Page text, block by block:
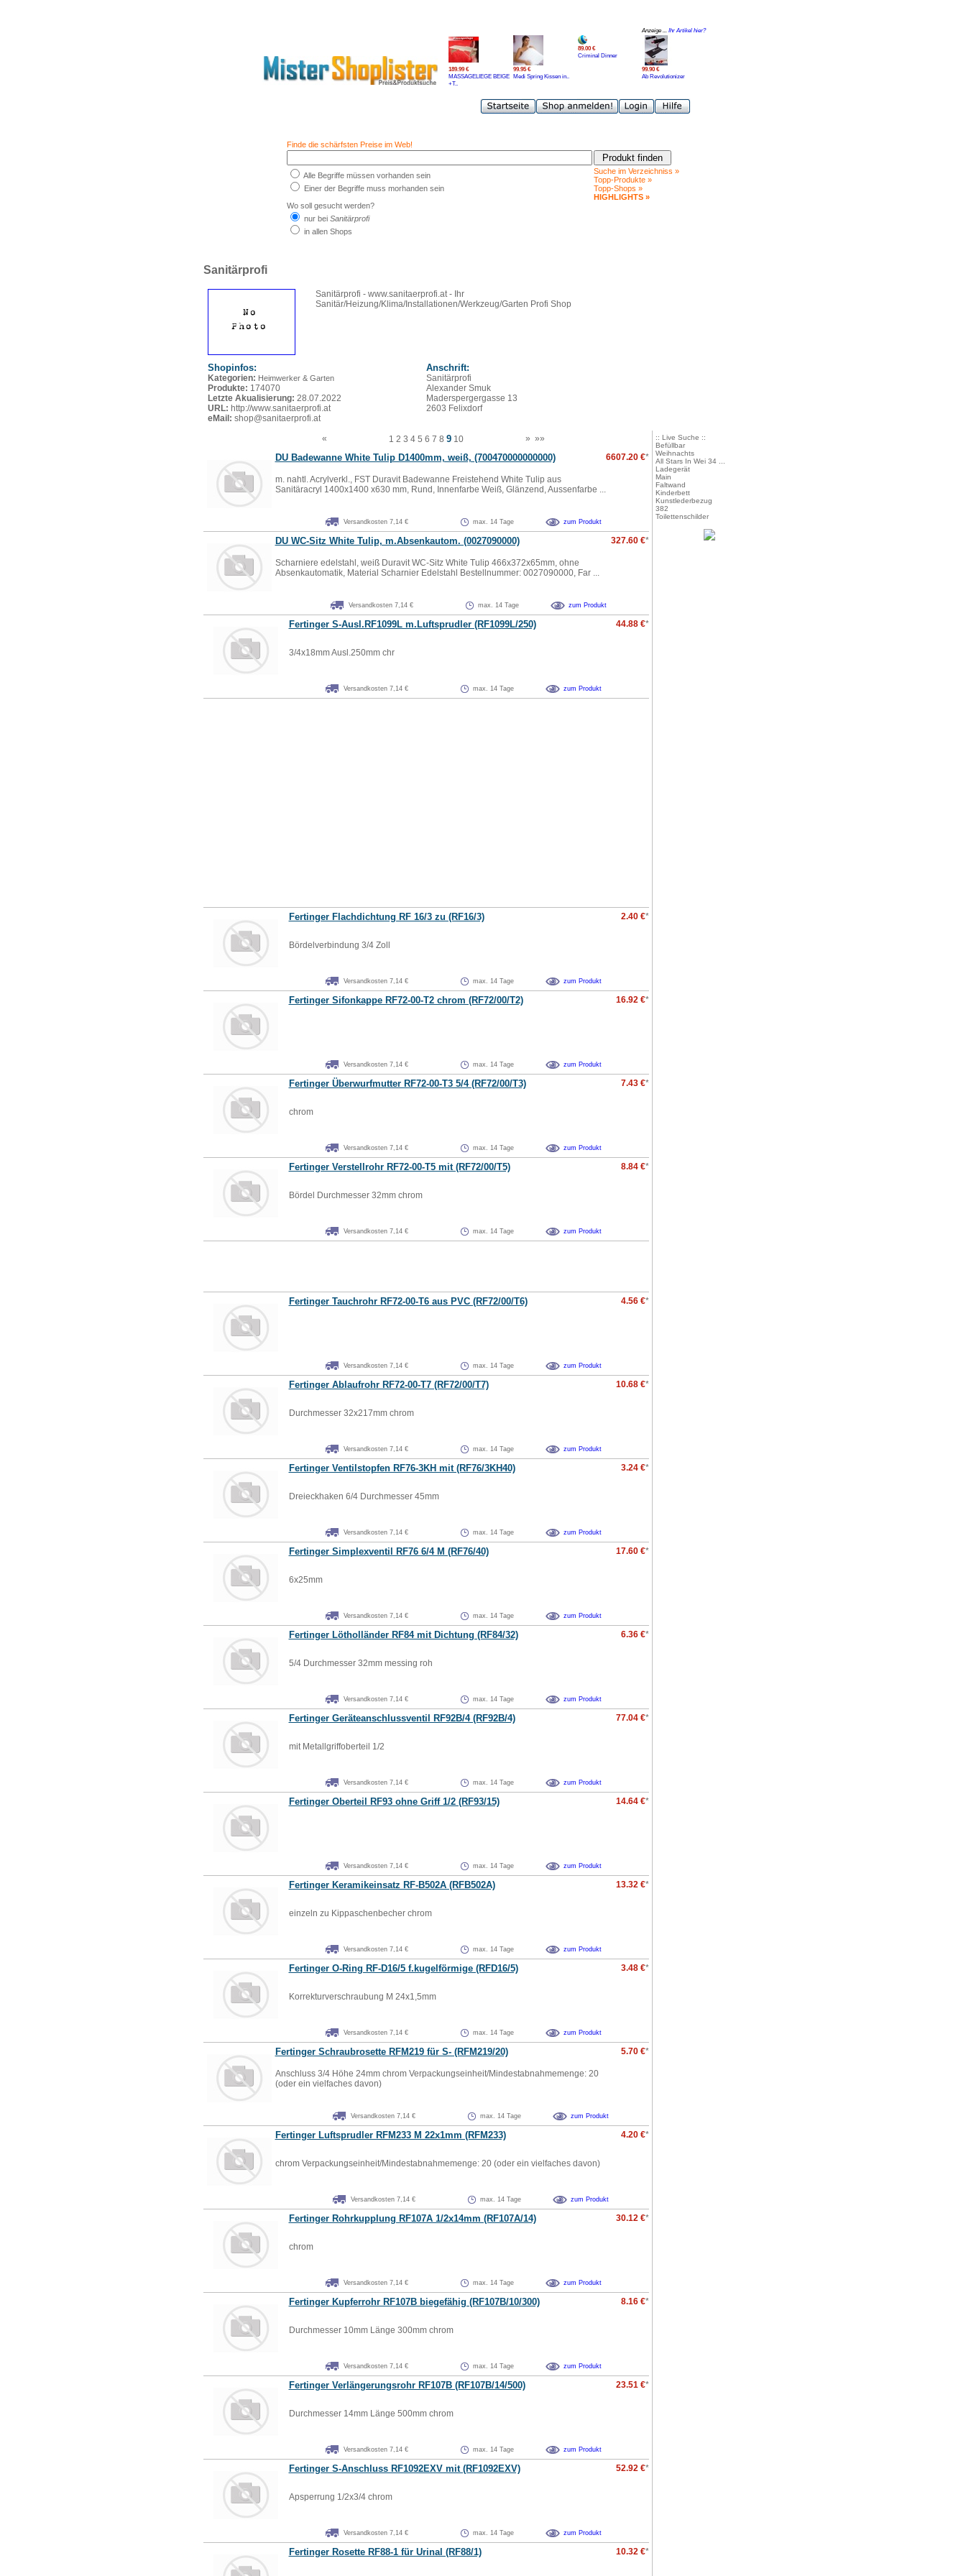
Anzeige ... Ihr Artikel hier?
189.99 €
MASSAGELIEGE BEIGE
+T..
99.95 €
Medi Spring Kissen in..
89.00 €
Criminal Dinner
99.90 €
Ab Revolutionizer
Finde die schärfsten Preise im Web!
Alle Begriffe müssen vorhanden sein
Einer der Begriffe muss morhanden sein
Wo soll gesucht werden?
nur bei Sanitärprofi
in allen Shops
Suche im Verzeichniss »
Topp-Produkte »
Topp-Shops »
HIGHLIGHTS »
Sanitärprofi
Sanitärprofi - www.sanitaerprofi.at - Ihr
Sanitär/Heizung/Klima/Installationen/Werkzeug/Garten Profi Shop
Shopinfos: Anschrift:
Kategorien: Heimwerker & Garten
Produkte: 174070
Letzte Akualisierung: 28.07.2022
URL: http://www.sanitaerprofi.at
eMail: shop@sanitaerprofi.at
Sanitärprofi
Alexander Smuk
Maderspergergasse 13
2603 Felixdorf
« 1 2 3 4 5 6 7 8 9 10 » »»
DU Badewanne White Tulip D1400mm, weiß, (700470000000000) 6607.20 €*
m. nahtl. Acrylverkl., FST Duravit Badewanne Freistehend White Tulip aus
Sanitäracryl 1400x1400 x630 mm, Rund, Innenfarbe Weiß, Glänzend, Aussenfarbe ...
Versandkosten 7,14 € max. 14 Tage zum Produkt
DU WC-Sitz White Tulip, m.Absenkautom. (0027090000) 327.60 €*
Scharniere edelstahl, weiß Duravit WC-Sitz White Tulip 466x372x65mm, ohne
Absenkautomatik, Material Scharnier Edelstahl Bestellnummer: 0027090000, Far ...
Versandkosten 7,14 € max. 14 Tage zum Produkt
Fertinger S-Ausl.RF1099L m.Luftsprudler (RF1099L/250) 44.88 €*
3/4x18mm Ausl.250mm chr
Versandkosten 7,14 € max. 14 Tage zum Produkt
Fertinger Flachdichtung RF 16/3 zu (RF16/3) 2.40 €*
Bördelverbindung 3/4 Zoll
Versandkosten 7,14 € max. 14 Tage zum Produkt
Fertinger Sifonkappe RF72-00-T2 chrom (RF72/00/T2) 16.92 €*
Versandkosten 7,14 € max. 14 Tage zum Produkt
Fertinger Überwurfmutter RF72-00-T3 5/4 (RF72/00/T3) 7.43 €*
chrom
Versandkosten 7,14 € max. 14 Tage zum Produkt
Fertinger Verstellrohr RF72-00-T5 mit (RF72/00/T5) 8.84 €*
Bördel Durchmesser 32mm chrom
Versandkosten 7,14 € max. 14 Tage zum Produkt
Fertinger Tauchrohr RF72-00-T6 aus PVC (RF72/00/T6) 4.56 €*
Versandkosten 7,14 € max. 14 Tage zum Produkt
Fertinger Ablaufrohr RF72-00-T7 (RF72/00/T7) 10.68 €*
Durchmesser 32x217mm chrom
Versandkosten 7,14 € max. 14 Tage zum Produkt
Fertinger Ventilstopfen RF76-3KH mit (RF76/3KH40) 3.24 €*
Dreieckhaken 6/4 Durchmesser 45mm
Versandkosten 7,14 € max. 14 Tage zum Produkt
Fertinger Simplexventil RF76 6/4 M (RF76/40) 17.60 €*
6x25mm
Versandkosten 7,14 € max. 14 Tage zum Produkt
Fertinger Lötholländer RF84 mit Dichtung (RF84/32) 6.36 €*
5/4 Durchmesser 32mm messing roh
Versandkosten 7,14 € max. 14 Tage zum Produkt
Fertinger Geräteanschlussventil RF92B/4 (RF92B/4) 77.04 €*
mit Metallgriffoberteil 1/2
Versandkosten 7,14 € max. 14 Tage zum Produkt
Fertinger Oberteil RF93 ohne Griff 1/2 (RF93/15) 14.64 €*
Versandkosten 7,14 € max. 14 Tage zum Produkt
Fertinger Keramikeinsatz RF-B502A (RFB502A) 13.32 €*
einzeln zu Kippaschenbecher chrom
Versandkosten 7,14 € max. 14 Tage zum Produkt
Fertinger O-Ring RF-D16/5 f.kugelförmige (RFD16/5) 3.48 €*
Korrekturverschraubung M 24x1,5mm
Versandkosten 7,14 € max. 14 Tage zum Produkt
Fertinger Schraubrosette RFM219 für S- (RFM219/20) 5.70 €*
Anschluss 3/4 Höhe 24mm chrom Verpackungseinheit/Mindestabnahmemenge: 20
(oder ein vielfaches davon)
Versandkosten 7,14 € max. 14 Tage zum Produkt
Fertinger Luftsprudler RFM233 M 22x1mm (RFM233) 4.20 €*
chrom Verpackungseinheit/Mindestabnahmemenge: 20 (oder ein vielfaches davon)
Versandkosten 7,14 € max. 14 Tage zum Produkt
Fertinger Rohrkupplung RF107A 1/2x14mm (RF107A/14) 30.12 €*
chrom
Versandkosten 7,14 € max. 14 Tage zum Produkt
Fertinger Kupferrohr RF107B biegefähig (RF107B/10/300) 8.16 €*
Durchmesser 10mm Länge 300mm chrom
Versandkosten 7,14 € max. 14 Tage zum Produkt
Fertinger Verlängerungsrohr RF107B (RF107B/14/500) 23.51 €*
Durchmesser 14mm Länge 500mm chrom
Versandkosten 7,14 € max. 14 Tage zum Produkt
Fertinger S-Anschluss RF1092EXV mit (RF1092EXV) 52.92 €*
Apsperrung 1/2x3/4 chrom
Versandkosten 7,14 € max. 14 Tage zum Produkt
Fertinger Rosette RF88-1 für Urinal (RF88/1) 10.32 €*
:: Live Suche ::
Befüllbar
Weihnachts
All Stars In Wei 34 ...
Ladegerät
Main
Faltwand
Kinderbett
Kunstlederbezug
382
Toilettenschilder